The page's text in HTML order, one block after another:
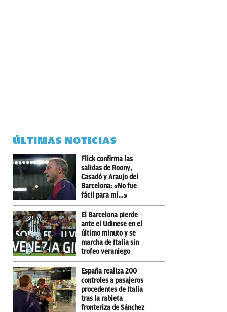
ÚLTIMAS NOTICIAS
Flick confirma las
salidas de Roony,
Casadó y Araujo del
Barcelona: «No fue
fácil para mí…»
El Barcelona pierde
ante el Udinese en el
último minuto y se
marcha de Italia sin
trofeo veraniego
España realiza 200
controles a pasajeros
procedentes de Italia
tras la rabieta
fronteriza de Sánchez